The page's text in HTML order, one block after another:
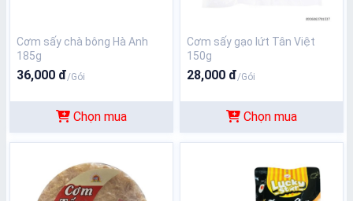
Cơm sấy chà bông Hà Anh
185g
36,000 đ/Gói
Chọn mua
Cơm sấy gạo lứt Tân Việt
150g
28,000 đ/Gói
Chọn mua